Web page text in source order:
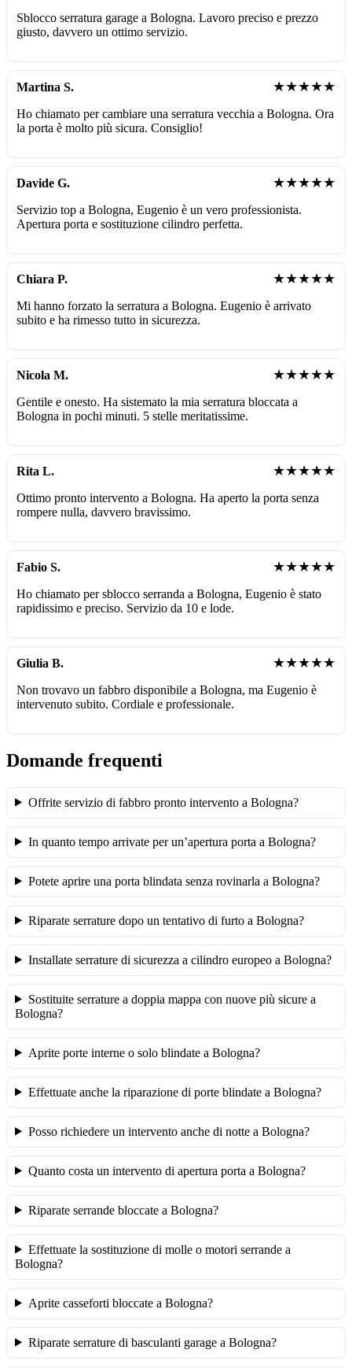
Sblocco serratura garage a Bologna. Lavoro preciso e prezzo
giusto, davvero un ottimo servizio.
Martina S. ★★★★★
Ho chiamato per cambiare una serratura vecchia a Bologna. Ora
la porta è molto più sicura. Consiglio!
Davide G. ★★★★★
Servizio top a Bologna, Eugenio è un vero professionista.
Apertura porta e sostituzione cilindro perfetta.
Chiara P. ★★★★★
Mi hanno forzato la serratura a Bologna. Eugenio è arrivato
subito e ha rimesso tutto in sicurezza.
Nicola M. ★★★★★
Gentile e onesto. Ha sistemato la mia serratura bloccata a
Bologna in pochi minuti. 5 stelle meritatissime.
Rita L. ★★★★★
Ottimo pronto intervento a Bologna. Ha aperto la porta senza
rompere nulla, davvero bravissimo.
Fabio S. ★★★★★
Ho chiamato per sblocco serranda a Bologna, Eugenio è stato
rapidissimo e preciso. Servizio da 10 e lode.
Giulia B. ★★★★★
Non trovavo un fabbro disponibile a Bologna, ma Eugenio è
intervenuto subito. Cordiale e professionale.
Domande frequenti
Offrite servizio di fabbro pronto intervento a Bologna?
In quanto tempo arrivate per un’apertura porta a Bologna?
Potete aprire una porta blindata senza rovinarla a Bologna?
Riparate serrature dopo un tentativo di furto a Bologna?
Installate serrature di sicurezza a cilindro europeo a Bologna?
Sostituite serrature a doppia mappa con nuove più sicure a
Bologna?
Aprite porte interne o solo blindate a Bologna?
Effettuate anche la riparazione di porte blindate a Bologna?
Posso richiedere un intervento anche di notte a Bologna?
Quanto costa un intervento di apertura porta a Bologna?
Riparate serrande bloccate a Bologna?
Effettuate la sostituzione di molle o motori serrande a
Bologna?
Aprite casseforti bloccate a Bologna?
Riparate serrature di basculanti garage a Bologna?